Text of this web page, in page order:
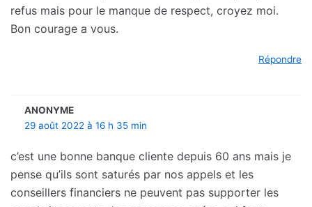
refus mais pour le manque de respect, croyez moi.
Bon courage a vous.
Répondre
ANONYME
29 août 2022 à 16 h 35 min
c’est une bonne banque cliente depuis 60 ans mais je
pense qu’ils sont saturés par nos appels et les
conseillers financiers ne peuvent pas supporter les